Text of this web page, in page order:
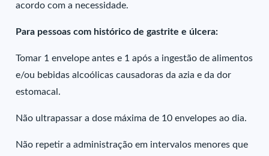
acordo com a necessidade.
Para pessoas com histórico de gastrite e úlcera:
Tomar 1 envelope antes e 1 após a ingestão de alimentos
e/ou bebidas alcoólicas causadoras da azia e da dor
estomacal.
Não ultrapassar a dose máxima de 10 envelopes ao dia.
Não repetir a administração em intervalos menores que